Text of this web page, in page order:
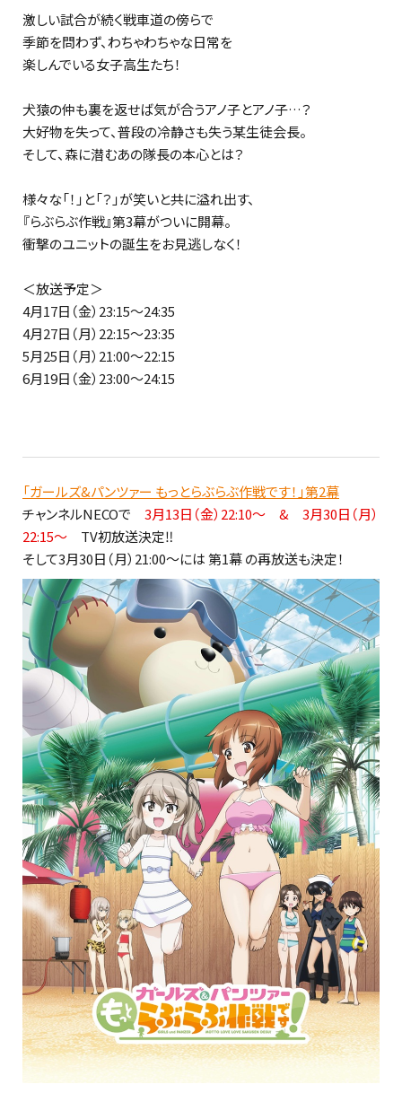
激しい試合が続く戦車道の傍らで――
季節を問わず、わちゃわちゃな日常を
楽しんでいる女子高生たち！
犬猿の仲も裏を返せば気が合うアノ子とアノ子…？
大好物を失って、普段の冷静さも失う某生徒会長。
そして、森に潜むあの隊長の本心とは？
様々な「！」と「？」が笑いと共に溢れ出す、
『らぶらぶ作戦』第3幕がついに開幕。
衝撃のユニットの誕生をお見逃しなく！
＜放送予定＞
4月17日（金）23:15～24:35
4月27日（月）22:15～23:35
5月25日（月）21:00～22:15
6月19日（金）23:00～24:15
「ガールズ&パンツァー もっとらぶらぶ作戦です！」第2幕
チャンネルNECOで 3月13日（金）22:10～ & 3月30日（月）
22:15～ TV初放送決定‼
そして3月30日（月）21:00～には 第1幕 の再放送も決定！